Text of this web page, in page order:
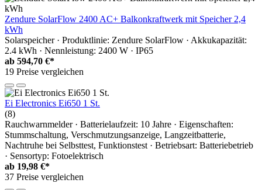
Zendure SolarFlow 2400 AC+ Balkonkraftwerk mit Speicher 2,4
kWh
Solarspeicher · Produktlinie: Zendure SolarFlow · Akkukapazität:
2.4 kWh · Nennleistung: 2400 W · IP65
ab 594,70 €*
19 Preise vergleichen
Ei Electronics Ei650 1 St.
(8)
Rauchwarnmelder · Batterielaufzeit: 10 Jahre · Eigenschaften:
Stummschaltung, Verschmutzungsanzeige, Langzeitbatterie,
Nachtruhe bei Selbsttest, Funktionstest · Betriebsart: Batteriebetrieb
· Sensortyp: Fotoelektrisch
ab 19,98 €*
37 Preise vergleichen